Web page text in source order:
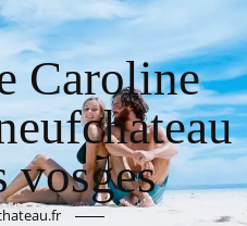
Caroline
vosges